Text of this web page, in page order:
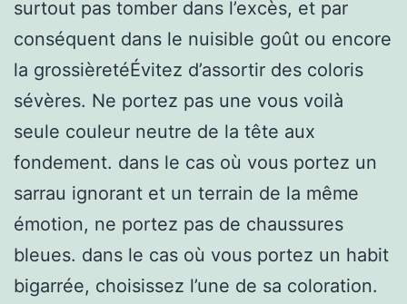
surtout pas tomber dans l’excès, et par
conséquent dans le nuisible goût ou encore
la grossièretéÉvitez d’assortir des coloris
sévères. Ne portez pas une vous voilà
seule couleur neutre de la tête aux
fondement. dans le cas où vous portez un
sarrau ignorant et un terrain de la même
émotion, ne portez pas de chaussures
bleues. dans le cas où vous portez un habit
bigarrée, choisissez l’une de sa coloration.